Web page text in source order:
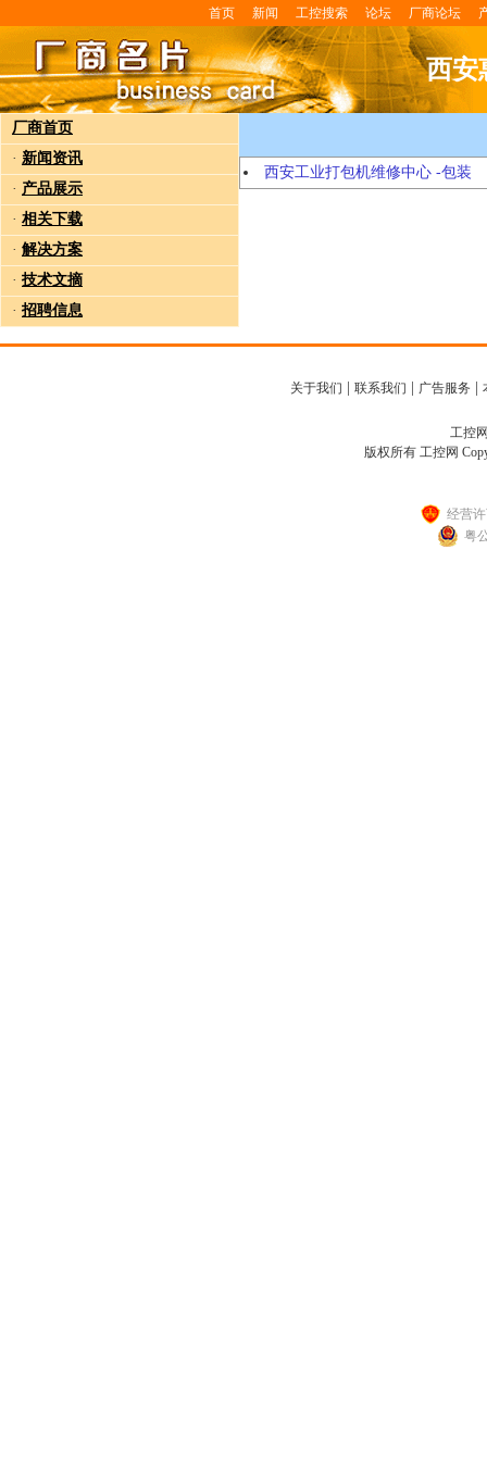
首页 新闻 工控搜索 论坛 厂商论坛
西安
厂商首页
· 新闻资讯
· 产品展示
· 相关下载
· 解决方案
· 技术文摘
· 招聘信息
西安工业打包机维修中心 -包装
关于我们 联系我们 广告服务
工控
版权所有 工控网
经营
粤